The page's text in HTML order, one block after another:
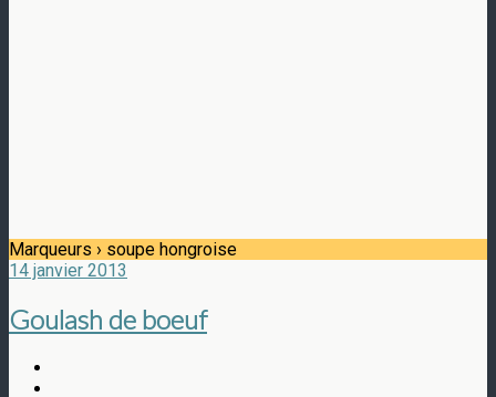
Marqueurs › soupe hongroise
14 janvier 2013
Goulash de boeuf